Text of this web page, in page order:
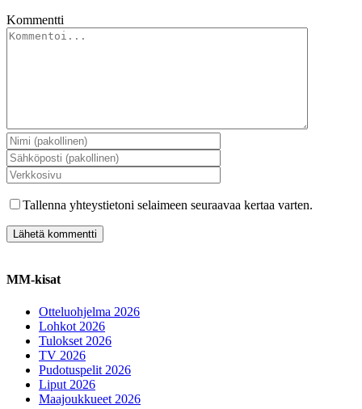
Kommentti
Tallenna yhteystietoni selaimeen seuraavaa kertaa varten.
MM-kisat
Otteluohjelma 2026
Lohkot 2026
Tulokset 2026
TV 2026
Pudotuspelit 2026
Liput 2026
Maajoukkueet 2026